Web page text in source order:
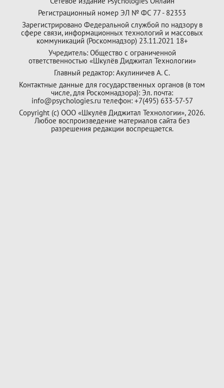
Регистрационный номер ЭЛ № ФС 77 - 82353
Зарегистрировано Федеральной службой по надзору в
сфере связи, информационных технологий и массовых
коммуникаций (Роскомнадзор) 23.11.2021 18+
Учредитель: Общество с ограниченной
ответственностью «Шкулёв Диджитал Технологии»
Главный редактор: Акулиничев А. С.
Контактные данные для государственных органов (в том
числе, для Роскомнадзора): Эл. почта:
info@psychologies.ru телефон: +7(495) 633-57-57
Copyright (с) ООО «Шкулёв Диджитал Технологии», 2026.
Любое воспроизведение материалов сайта без
разрешения редакции воспрещается.